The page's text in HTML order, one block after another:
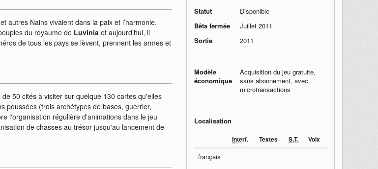
Statut
Disponible
Bêta fermée
Juillet 2011
Sortie
2011
Modèle
économique
Acquisition du jeu gratuite,
sans abonnement, avec
microtransactions
Localisation
Interf. Textes S.T. Voix
français
autres Nains vivaient dans la paix et l’harmonie.
du royaume de Luvinia et aujourd’hui, il
de tous les pays se lèvent, prennent les armes et
50 cités à visiter sur quelque 130 cartes qu'elles
poussées (trois archétypes de bases, guerrier,
l'organisation régulière d'animations dans le jeu
de chasses au trésor jusqu'au lancement de